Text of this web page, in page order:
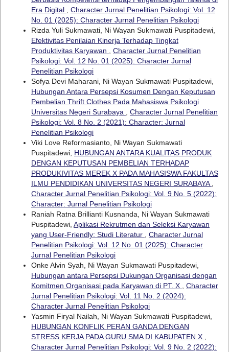
Era Digital
Character Jurnal Penelitian Psikologi: Vol. 12
No. 01 (2025): Character Jurnal Penelitian Psikologi
Rizda Yuli Sukmawati, Ni Wayan Sukmawati Puspitadewi,
Efektivitas Penilaian Kinerja Terhadap Tingkat
Produktivitas Karyawan
Character Jurnal Penelitian
Psikologi: Vol. 12 No. 01 (2025): Character Jurnal
Penelitian Psikologi
Sofya Devi Maharani, Ni Wayan Sukmawati Puspitadewi,
Hubungan Antara Persepsi Kosumen Dengan Keputusan
Pembelian Thrift Clothes Pada Mahasiswa Psikologi
Universitas Negeri Surabaya
Character Jurnal Penelitian
Psikologi: Vol. 8 No. 2 (2021): Character: Jurnal
Penelitian Psikologi
Viki Love Reformasianto, Ni Wayan Sukmawati
Puspitadewi, HUBUNGAN ANTARA KUALITAS PRODUK
DENGAN KEPUTUSAN PEMBELIAN TERHADAP
PRODUKIVITAS MEREK X PADA MAHASISWA FAKULTAS
ILMU PENDIDIKAN UNIVERSITAS NEGERI SURABAYA
Character Jurnal Penelitian Psikologi: Vol. 9 No. 5 (2022):
Character: Jurnal Penelitian Psikologi
Raniah Ratna Brillianti Kusnanda, Ni Wayan Sukmawati
Puspitadewi, Aplikasi Rekrutmen dan Seleksi Karyawan
yang User-Friendly: Studi Literatur
Character Jurnal
Penelitian Psikologi: Vol. 12 No. 01 (2025): Character
Jurnal Penelitian Psikologi
Onke Alvin Syah, Ni Wayan Sukmawati Puspitadewi,
Hubungan antara Persepsi Dukungan Organisasi dengan
Komitmen Organisasi pada Karyawan di PT. X
Character
Jurnal Penelitian Psikologi: Vol. 11 No. 2 (2024):
Character Jurnal Penelitian Psikologi
Yasmin Firyal Nailah, Ni Wayan Sukmawati Puspitadewi,
HUBUNGAN KONFLIK PERAN GANDA DENGAN
STRESS KERJA PADA GURU SMA DI KABUPATEN X
Character Jurnal Penelitian Psikologi: Vol. 9 No. 2 (2022):